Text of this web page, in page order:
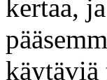
kertaa,
käytäviä